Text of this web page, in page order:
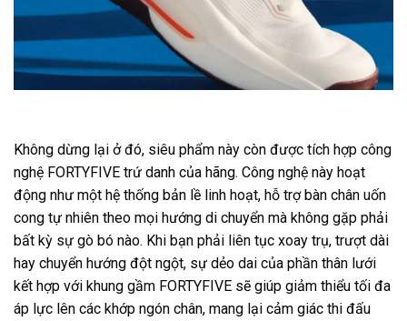
Không dừng lại ở đó, siêu phẩm này còn được tích hợp công
nghệ FORTYFIVE trứ danh của hãng. Công nghệ này hoạt
động như một hệ thống bản lề linh hoạt, hỗ trợ bàn chân uốn
cong tự nhiên theo mọi hướng di chuyển mà không gặp phải
bất kỳ sự gò bó nào. Khi bạn phải liên tục xoay trụ, trượt dài
hay chuyển hướng đột ngột, sự dẻo dai của phần thân lưới
kết hợp với khung gầm FORTYFIVE sẽ giúp giảm thiểu tối đa
áp lực lên các khớp ngón chân, mang lại cảm giác thi đấu